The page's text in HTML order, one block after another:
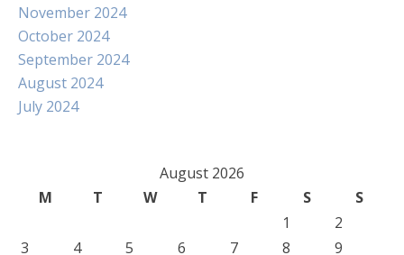
November 2024
October 2024
September 2024
August 2024
July 2024
August 2026
M
T W T F S
S
1
2
3
4 5 6 7 8 9